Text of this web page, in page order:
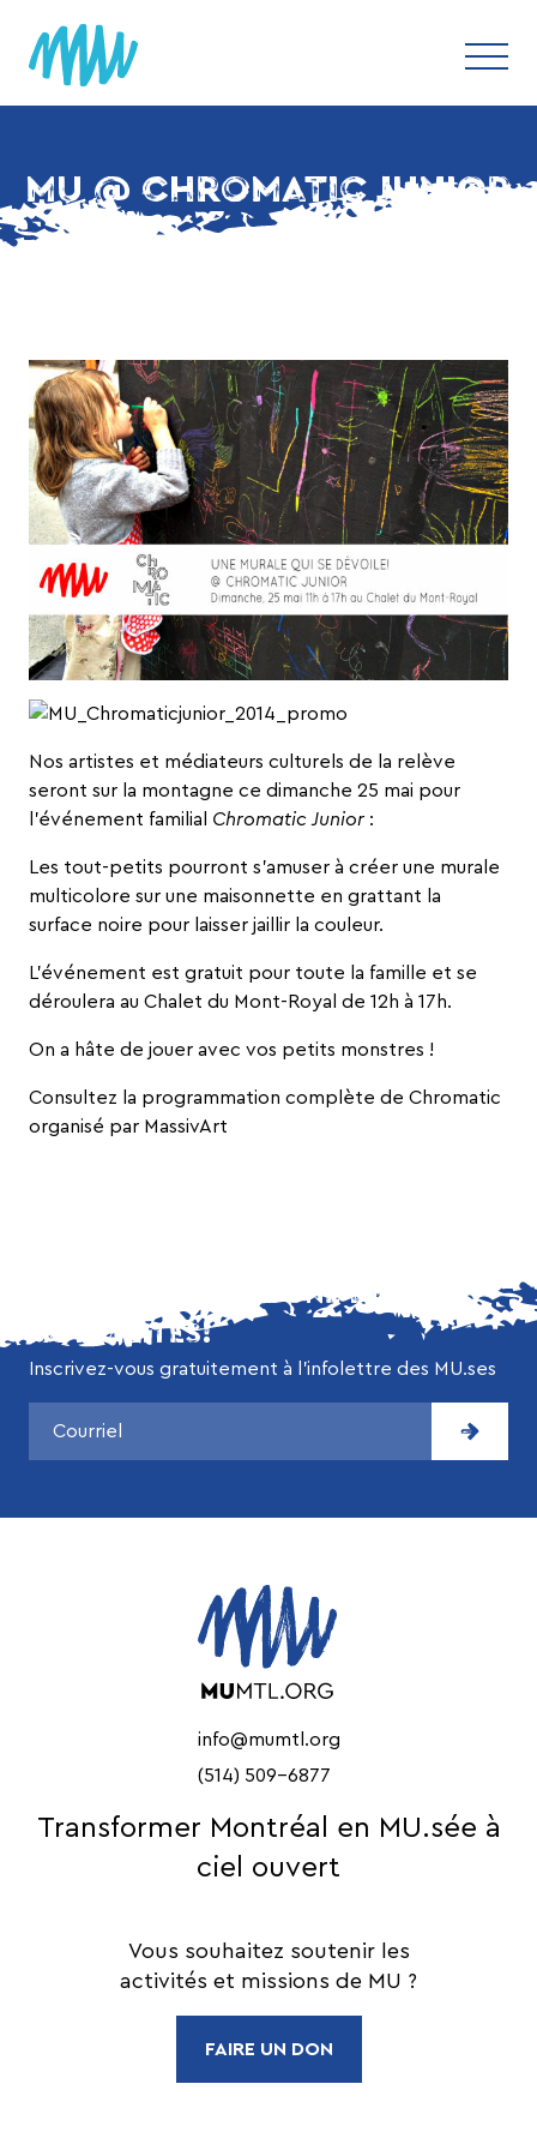
MU @ CHROMATIC JUNIOR
Nos artistes et médiateurs culturels de la relève
seront sur la montagne ce dimanche 25 mai pour
l’événement familial Chromatic Junior :
Les tout-petits pourront s’amuser à créer une murale
multicolore sur une maisonnette en grattant la
surface noire pour laisser jaillir la couleur.
L’événement est gratuit pour toute la famille et se
déroulera au Chalet du Mont-Royal de 12h à 17h.
On a hâte de jouer avec vos petits monstres !
Consultez la programmation complète de Chromatic
organisé par MassivArt
NE MANQUEZ AUCUNE DE NOS
ACTUALITÉS!
Inscrivez-vous gratuitement à l’infolettre des MU.ses
info@mumtl.org
(514) 509-6877
Transformer Montréal en MU.sée à
ciel ouvert
Vous souhaitez soutenir les
activités et missions de MU ?
FAIRE UN DON